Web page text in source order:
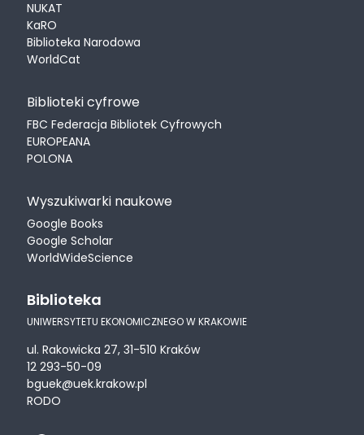
NUKAT
KaRO
Biblioteka Narodowa
WorldCat
Biblioteki cyfrowe
FBC Federacja Bibliotek Cyfrowych
EUROPEANA
POLONA
Wyszukiwarki naukowe
Google Books
Google Scholar
WorldWideScience
Biblioteka
UNIWERSYTETU EKONOMICZNEGO W KRAKOWIE
ul. Rakowicka 27, 31-510 Kraków
12 293-50-09
bguek@uek.krakow.pl
RODO